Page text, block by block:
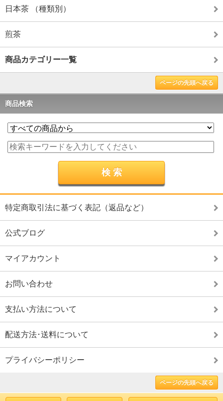
日本茶 （種類別）
煎茶
商品カテゴリー一覧
ページの先頭へ戻る
商品検索
特定商取引法に基づく表記（返品など）
公式ブログ
マイアカウント
お問い合わせ
支払い方法について
配送方法･送料について
プライバシーポリシー
ページの先頭へ戻る